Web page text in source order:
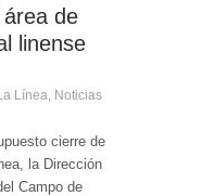
del Territorio
Xavi Buhagiar
Senior Alcalde
la semana
de
linense
Línea Noticias
cierre de
la Dirección
Campo de